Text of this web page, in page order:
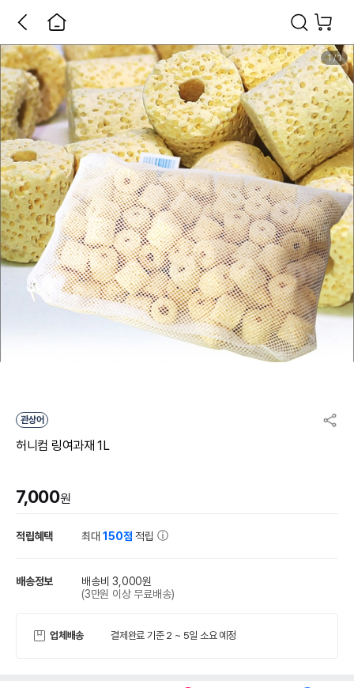
1/1
관상어
허니컴 링여과재 1L
7,000원
적립혜택 최대150점 적립
배송정보
배송비 3,000원
(3만원 이상 무료배송)
업체배송 결제완료 기준 2 ~ 5일 소요 예정